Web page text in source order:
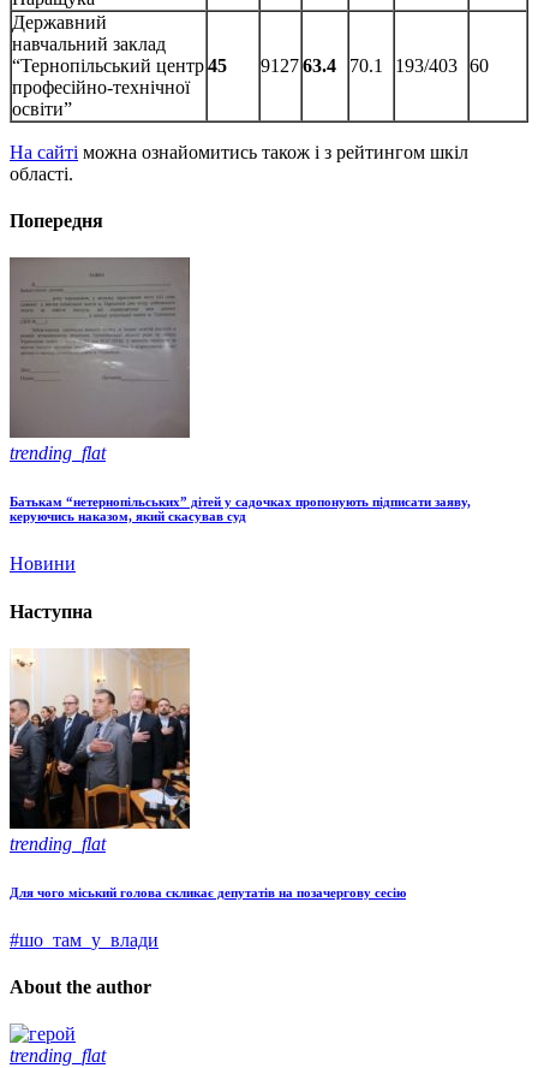
Державний
навчальний заклад
“Тернопільський центр
професійно-технічної
освіти”
45 912763.4 70.1 193/403 60
На сайті можна ознайомитись також і з рейтингом шкіл
області.
Попередня
trending_flat
Батькам “нетернопільських” дітей у садочках пропонують підписати заяву,
керуючись наказом, який скасував суд
Новини
Наступна
trending_flat
Для чого міський голова скликає депутатів на позачергову сесію
#шо_там_у_влади
About the author
trending_flat